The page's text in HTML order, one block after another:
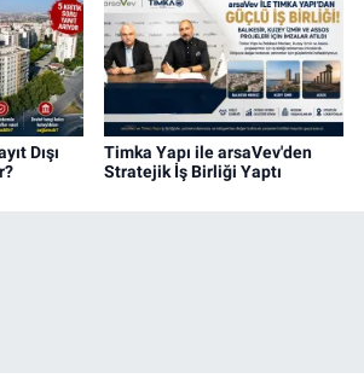
Dışı
Timka Yapı ile arsaVev'den
Stratejik İş Birliği Yaptı